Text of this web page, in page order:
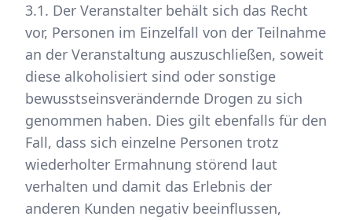
3.1. Der Veranstalter behält sich das Recht
vor, Personen im Einzelfall von der Teilnahme
an der Veranstaltung auszuschließen, soweit
diese alkoholisiert sind oder sonstige
bewusstseinsverändernde Drogen zu sich
genommen haben. Dies gilt ebenfalls für den
Fall, dass sich einzelne Personen trotz
wiederholter Ermahnung störend laut
verhalten und damit das Erlebnis der
anderen Kunden negativ beeinflussen,